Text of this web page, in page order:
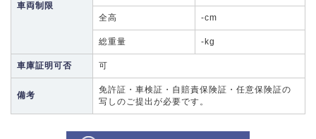
車両制限
全高 -cm
総重量 -kg
車庫証明可否 可
備考
免許証・車検証・自賠責保険証・任意保険証の
写しのご提出が必要です。